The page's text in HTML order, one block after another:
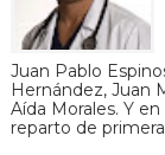
Juan Pablo
Hernández, Juan
Aída Morales. Y
reparto de